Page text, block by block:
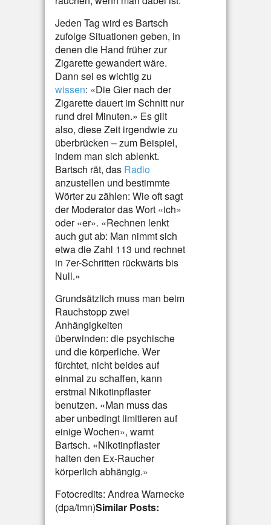
Jeden Tag wird es Bartsch
zufolge Situationen geben, in
denen die Hand früher zur
Zigarette gewandert wäre.
Dann sei es wichtig zu
wissen: «Die Gier nach der
Zigarette dauert im Schnitt nur
rund drei Minuten.» Es gilt
also, diese Zeit irgendwie zu
überbrücken – zum Beispiel,
indem man sich ablenkt.
Bartsch rät, das Radio
anzustellen und bestimmte
Wörter zu zählen: Wie oft sagt
der Moderator das Wort «ich»
oder «er». «Rechnen lenkt
auch gut ab: Man nimmt sich
etwa die Zahl 113 und rechnet
in 7er-Schritten rückwärts bis
Null.»
Grundsätzlich muss man beim
Rauchstopp zwei
Anhängigkeiten
überwinden: die psychische
und die körperliche. Wer
fürchtet, nicht beides auf
einmal zu schaffen, kann
erstmal Nikotinpflaster
benutzen. «Man muss das
aber unbedingt limitieren auf
einige Wochen», warnt
Bartsch. «Nikotinpflaster
halten den Ex-Raucher
körperlich abhängig.»
Fotocredits: Andrea Warnecke
(dpa/tmn)Similar Posts: